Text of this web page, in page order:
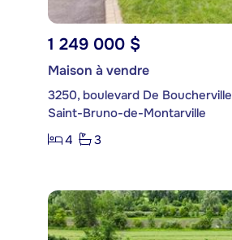
1 249 000 $
Maison à vendre
3250, boulevard De Boucherville
Saint-Bruno-de-Montarville
4
3